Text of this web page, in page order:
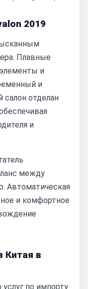
2019
Плавные
и
и
салон отделан
и
между
Автоматическая
и комфортное
Китая в
по импорту